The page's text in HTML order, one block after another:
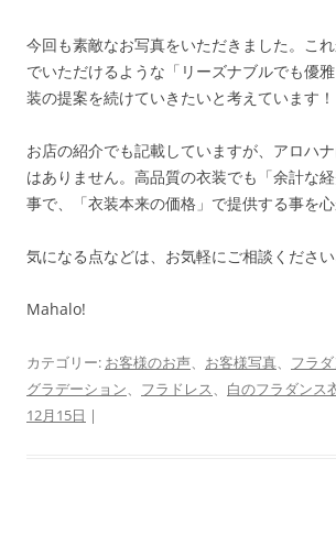
今回も素敵なお写真をいただきました。こ
でいただけるような「リーズナブルでも優
装の提案を続けていきたいと考えています！
お店の紹介でも記載していますが、アロハ
はありません。高品質の衣装でも「余計な
事で、「衣装本来の価格」で提供する事を心
気になる点などは、お気軽にご相談くださ
Mahalo!
カテゴリー: お客様のお声、 お客様写真、 フラ
グラデーション、 フラドレス、 白のフラダンス
12月15日 |